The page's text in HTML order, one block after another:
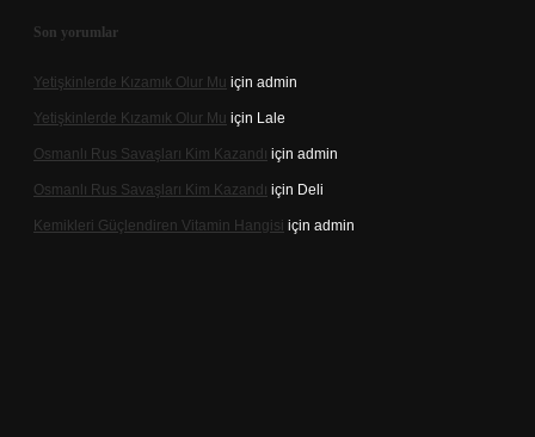
Son yorumlar
Yetişkinlerde Kızamık Olur Mu için admin
Yetişkinlerde Kızamık Olur Mu için Lale
Osmanlı Rus Savaşları Kim Kazandı için admin
Osmanlı Rus Savaşları Kim Kazandı için Deli
Kemikleri Güçlendiren Vitamin Hangisi için admin